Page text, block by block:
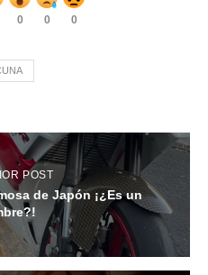
0 0 0
POST
de Japón ¡¿Es un